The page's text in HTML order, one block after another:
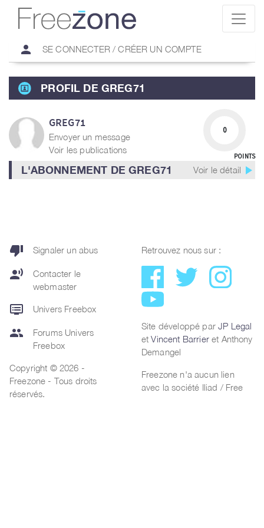
person SE CONNECTER / CRÉER UN COMPTE
PROFIL DE GREG71
GREG71
Envoyer un message
Voir les publications
0
POINTS
L'ABONNEMENT DE GREG71 Voir le détail play_arrow
thumb_down Signaler un abus
record_voice_over
Contacter le
webmaster
dvr Univers Freebox
group
Forums Univers
Freebox
Copyright © 2026 -
Freezone - Tous droits
réservés.
Retrouvez nous sur :
Site développé parJP Legal
etVincent Barrieret Anthony
Demangel
Freezone n'a aucun lien
avec la société Iliad / Free